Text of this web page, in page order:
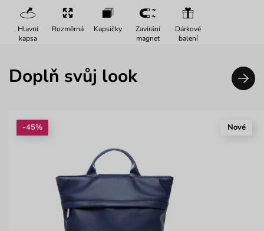
Hlavní
kapsa
Rozměrná Kapsičky
Zavírání
magnet
Dárkové
balení
Doplň svůj look
-45% Nové